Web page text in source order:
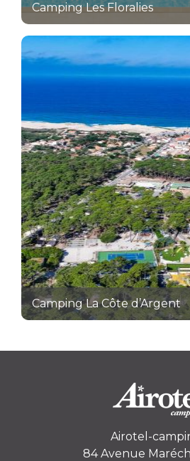
Camping Les Floralies
Camping La Côte d’Argent
Airotel-
84 Avenue